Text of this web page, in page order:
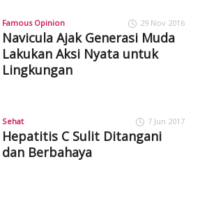
Famous Opinion 29 Nov 2016
Navicula Ajak Generasi Muda
Lakukan Aksi Nyata untuk
Lingkungan
Sehat 7 Jun 2017
Hepatitis C Sulit Ditangani
dan Berbahaya